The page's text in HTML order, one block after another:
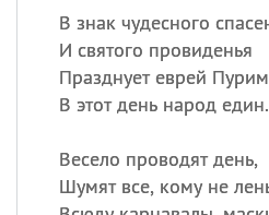
В знак чудесного
И святого провиденья
Празднует еврей
В этот день народ един.
Весело проводят день,
Шумят все, кому не